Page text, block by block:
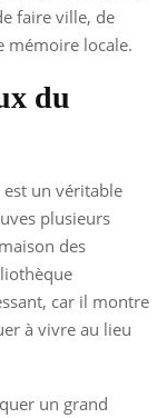
faire ville, de
mémoire locale.
du
est un véritable
plusieurs
des
car il montre
à vivre au lieu
un grand